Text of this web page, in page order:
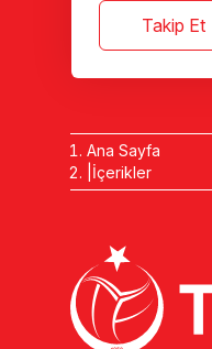
Takip Et
Ana Sayfa
İçerikler